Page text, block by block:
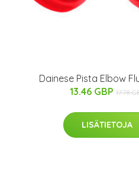
Dainese Pista Elbow
13.46 GBP 17.78
LISÄTIETOJA